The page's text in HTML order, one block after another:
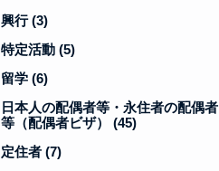
興行(3)
特定活動 (5)
留学 (6)
日本人の配偶者等・永住者の配偶者
等（配偶者ビザ） (45)
定住者 (7)